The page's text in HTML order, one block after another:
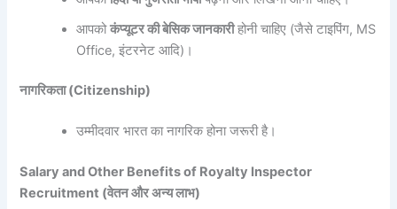
आपकोकंप्यूटरकीबेसिकजानकारीहोनी चाहिए (जैसे टाइपिंग, MS
Office, इंटरनेट आदि)।
नागरिकता (Citizenship)
उम्मीदवार भारत का नागरिक होना जरूरी है।
Salary and Other Benefits of Royalty Inspector
Recruitment (वेतनऔरअन्यलाभ)